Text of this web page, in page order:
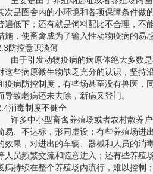
次是圈舍内的小环境和各项保障条件做
遍低下；还有就是饲料配比不合理，不
施，使畜禽成为了输入性动物疫病的易感
防控意识淡薄
由于引发动物疫病的病原体绝大多数是
这些病原微生物缺乏充分的认识，坚持
疫病防控制度，有些场甚至没有兽医，
导致老病还未去除，新病又登门。
消毒制度不健全
许多中小型畜禽养殖场或者农村散养户
易、不达标，形同虚设；有些养殖场进
效果，对进出的车辆、器械和人员的消
人员频繁交流和随意进入；还有些养殖
病持续在整个养殖场内流行，难以控制